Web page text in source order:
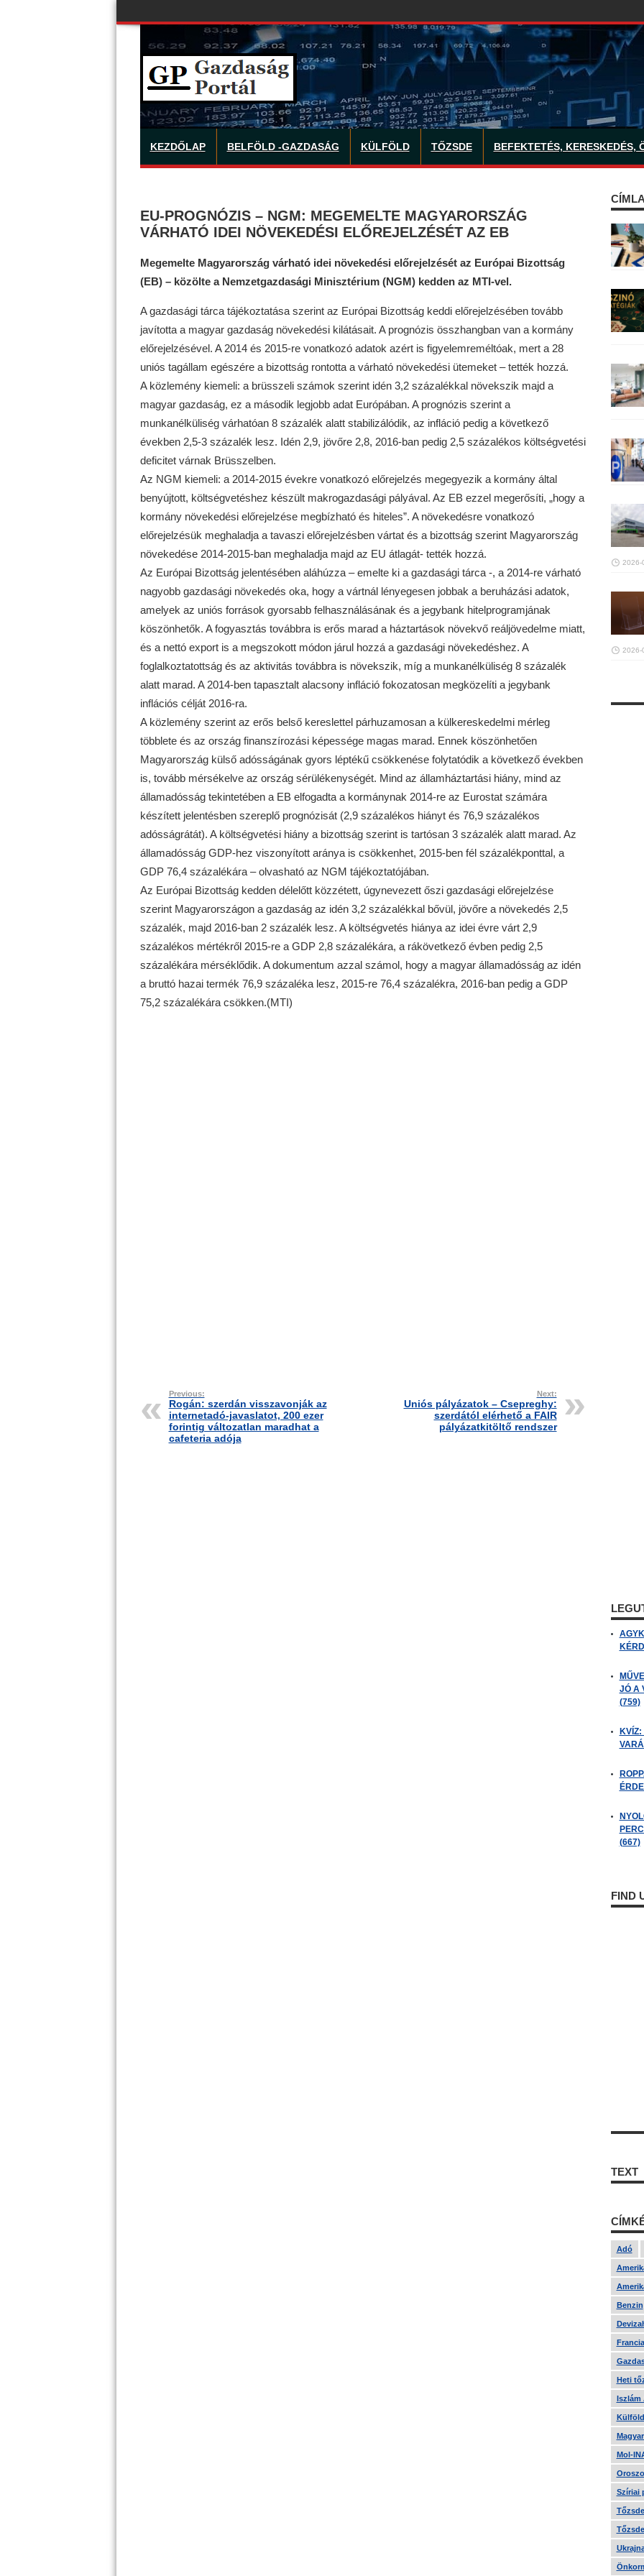
KEZDŐLAP BELFÖLD -GAZDASÁG KÜLFÖLD TŐZSDE BEFEKTETÉS, KERESKEDÉS,
EU-PROGNÓZIS – NGM: MEGEMELTE MAGYARORSZÁG
VÁRHATÓ IDEI NÖVEKEDÉSI ELŐREJELZÉSÉT AZ EB
Megemelte Magyarország várható idei növekedési előrejelzését az Európai Bizottság
(EB) – közölte a Nemzetgazdasági Minisztérium (NGM) kedden az MTI-vel.
A gazdasági tárca tájékoztatása szerint az Európai Bizottság keddi előrejelzésében tovább
javította a magyar gazdaság növekedési kilátásait. A prognózis összhangban van a kormány
előrejelzésével. A 2014 és 2015-re vonatkozó adatok azért is figyelemreméltóak, mert a 28
uniós tagállam egészére a bizottság rontotta a várható növekedési ütemeket – tették hozzá.
A közlemény kiemeli: a brüsszeli számok szerint idén 3,2 százalékkal növekszik majd a
magyar gazdaság, ez a második legjobb adat Európában. A prognózis szerint a
munkanélküliség várhatóan 8 százalék alatt stabilizálódik, az infláció pedig a következő
években 2,5-3 százalék lesz. Idén 2,9, jövőre 2,8, 2016-ban pedig 2,5 százalékos költségvetési
deficitet várnak Brüsszelben.
Az NGM kiemeli: a 2014-2015 évekre vonatkozó előrejelzés megegyezik a kormány által
benyújtott, költségvetéshez készült makrogazdasági pályával. Az EB ezzel megerősíti, „hogy a
kormány növekedési előrejelzése megbízható és hiteles”. A növekedésre vonatkozó
előrejelzésük meghaladja a tavaszi előrejelzésben vártat és a bizottság szerint Magyarország
növekedése 2014-2015-ban meghaladja majd az EU átlagát- tették hozzá.
Az Európai Bizottság jelentésében aláhúzza – emelte ki a gazdasági tárca -, a 2014-re várható
nagyobb gazdasági növekedés oka, hogy a vártnál lényegesen jobbak a beruházási adatok,
amelyek az uniós források gyorsabb felhasználásának és a jegybank hitelprogramjának
köszönhetők. A fogyasztás továbbra is erős marad a háztartások növekvő reáljövedelme miatt,
és a nettó export is a megszokott módon járul hozzá a gazdasági növekedéshez. A
foglalkoztatottság és az aktivitás továbbra is növekszik, míg a munkanélküliség 8 százalék
alatt marad. A 2014-ben tapasztalt alacsony infláció fokozatosan megközelíti a jegybank
inflációs célját 2016-ra.
A közlemény szerint az erős belső kereslettel párhuzamosan a külkereskedelmi mérleg
többlete és az ország finanszírozási képessége magas marad. Ennek köszönhetően
Magyarország külső adósságának gyors léptékű csökkenése folytatódik a következő években
is, tovább mérsékelve az ország sérülékenységét. Mind az államháztartási hiány, mind az
államadósság tekintetében a EB elfogadta a kormánynak 2014-re az Eurostat számára
készített jelentésben szereplő prognózisát (2,9 százalékos hiányt és 76,9 százalékos
adósságrátát). A költségvetési hiány a bizottság szerint is tartósan 3 százalék alatt marad. Az
államadósság GDP-hez viszonyított aránya is csökkenhet, 2015-ben fél százalékponttal, a
GDP 76,4 százalékára – olvasható az NGM tájékoztatójában.
Az Európai Bizottság kedden délelőtt közzétett, úgynevezett őszi gazdasági előrejelzése
szerint Magyarországon a gazdaság az idén 3,2 százalékkal bővül, jövőre a növekedés 2,5
százalék, majd 2016-ban 2 százalék lesz. A költségvetés hiánya az idei évre várt 2,9
százalékos mértékről 2015-re a GDP 2,8 százalékára, a rákövetkező évben pedig 2,5
százalékára mérséklődik. A dokumentum azzal számol, hogy a magyar államadósság az idén
a bruttó hazai termék 76,9 százaléka lesz, 2015-re 76,4 százalékra, 2016-ban pedig a GDP
75,2 százalékára csökken.(MTI)
Previous:
Rogán: szerdán visszavonják az
internetadó-javaslatot, 200 ezer
forintig változatlan maradhat a
cafeteria adója
Next:
Uniós pályázatok – Csepreghy:
szerdától elérhető a FAIR
pályázatkitöltő rendszer
2026-
2026-
JÓ A
(759)
KVÍZ:
(667)
FIND
TEXT
Adó
Benzin
Heti
Iszlám
Mol-
Szíriai